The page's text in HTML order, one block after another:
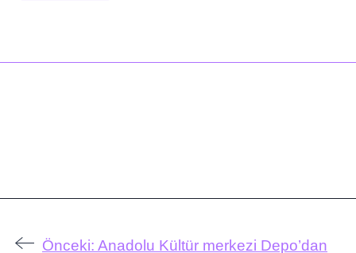
Önceki: Anadolu Kültür merkezi Depo’dan